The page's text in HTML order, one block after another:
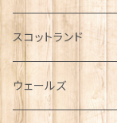
犬グッズ
傘
スコットランド
ウェールズ